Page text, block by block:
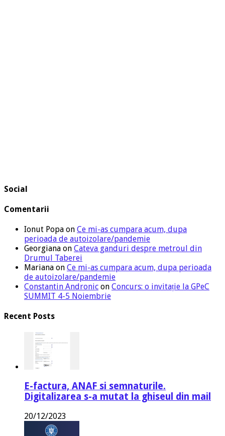
Social
Comentarii
Ionut Popa on Ce mi-as cumpara acum, dupa
perioada de autoizolare/pandemie
Georgiana on Cateva ganduri despre metroul din
Drumul Taberei
Mariana on Ce mi-as cumpara acum, dupa perioada
de autoizolare/pandemie
Constantin Andronic on Concurs: o invitație la GPeC
SUMMIT 4-5 Noiembrie
Recent Posts
E-factura, ANAF si semnaturile.
Digitalizarea s-a mutat la ghiseul din mail
20/12/2023